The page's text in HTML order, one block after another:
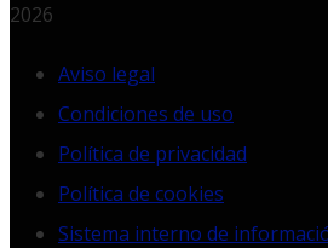
2026
Aviso legal
Condiciones de uso
Política de privacidad
Política de cookies
Sistema interno de